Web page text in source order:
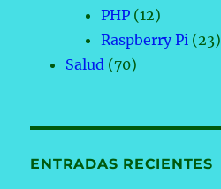
PHP (12)
Raspberry Pi (23)
Salud (70)
ENTRADAS RECIENTES